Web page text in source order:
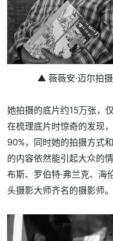
▲ 薇薇安·迈尔拍
她拍摄的底片约15万张，
在梳理底片时惊奇的发现
90%，同时她的拍摄方式
的内容依然能引起大众的
布斯、罗伯特·弗兰克、海
头摄影大师齐名的摄影师。